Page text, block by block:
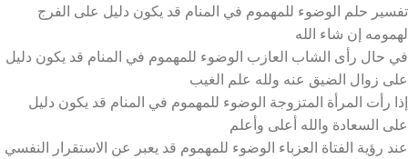
تفسير حلم الوضوء للمهموم في المنام قد يكون دليل على الفرج
لهمومه إن شاء الله
في حال رأى الشاب العازب الوضوء للمهموم في المنام قد يكون دليل
على زوال الضيق عنه ولله علم الغيب
إذا رأت المرأة المتزوجة الوضوء للمهموم في المنام قد يكون دليل
على السعادة والله أعلى وأعلم
عند رؤية الفتاة العزباء الوضوء للمهموم قد يعبر عن الاستقرار النفسي